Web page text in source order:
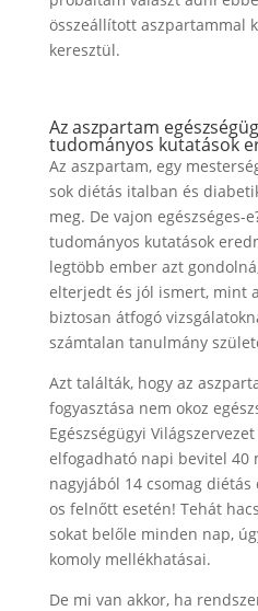
összeállított aszpartammal
keresztül.
Az aszpartam
tudományos kutatások
Az aszpartam, egy
sok diétás italban és
meg. De vajon egészséges-
tudományos kutatások
legtöbb ember azt
elterjedt és jól ismert, mint
biztosan átfogó
számtalan tanulmány
Azt találták, hogy az
fogyasztása nem okoz
Egészségügyi
elfogadható napi bevitel 40
nagyjából 14 csomag
os felnőtt esetén! Tehát
sokat belőle minden nap,
komoly mellékhatásai.
De mi van akkor, ha